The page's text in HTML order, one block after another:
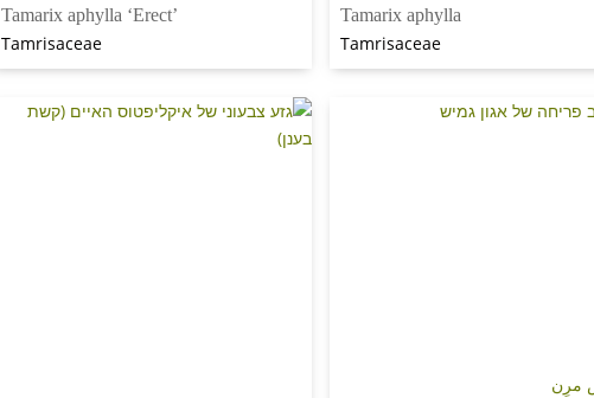
Tamarix aphylla
Tamrisaceae
Tamarix aphylla ‘Erect’
Tamrisaceae
مرِن